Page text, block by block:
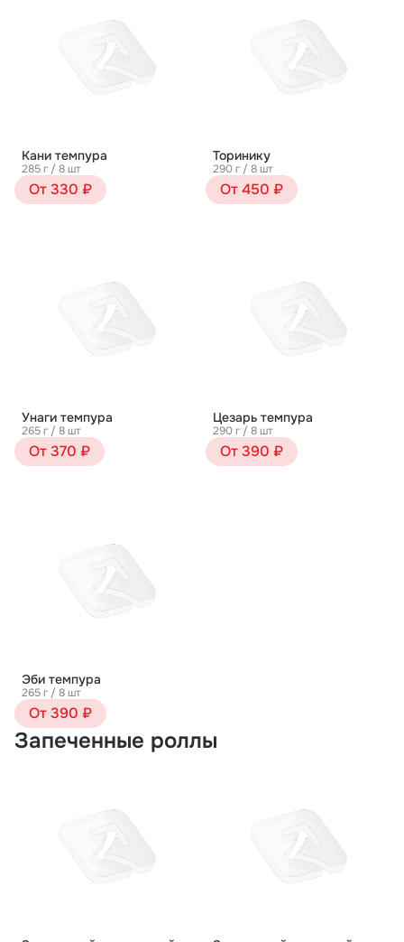
Кани темпура
285 г / 8 шт
От 330 ₽
Торинику
290 г / 8 шт
От 450 ₽
Унаги темпура
265 г / 8 шт
От 370 ₽
Цезарь темпура
290 г / 8 шт
От 390 ₽
Эби темпура
265 г / 8 шт
От 390 ₽
Запеченные роллы